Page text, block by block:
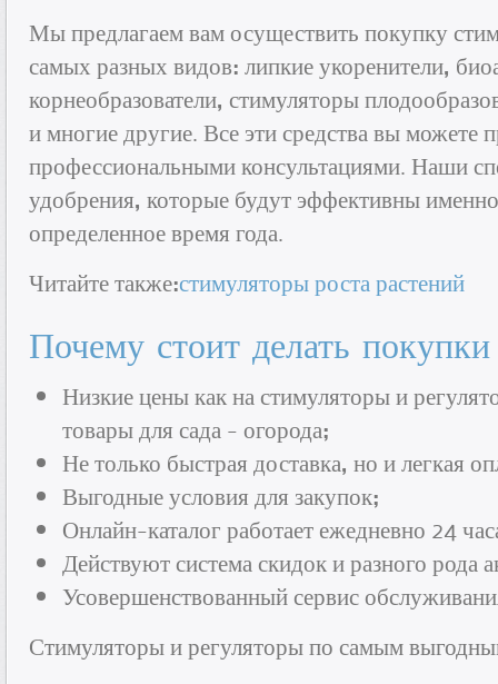
Мы предлагаем вам осуществить покупку
самых разных видов: липкие укоренители,
корнеобразователи, стимуляторы
и многие другие. Все эти средства вы можете
профессиональными консультациями. Наши
удобрения, которые будут эффективны
определенное время года.
Читайте также:стимуляторы роста растений
Почему стоит делать
Низкие цены как на стимуляторы и
товары для сада - огорода;
Не только быстрая доставка, но и легкая
Выгодные условия для закупок;
Онлайн-каталог работает ежедневно 24
Действуют система скидок и разного рода
Усовершенствованный сервис
Стимуляторы и регуляторы по самым